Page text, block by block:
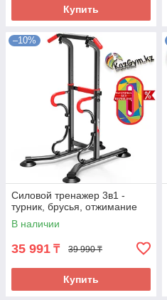
Купить
–10%
Силовой тренажер 3в1 -
турник, брусья, отжимание
В наличии
35 991 ₸ 39 990 ₸
Купить